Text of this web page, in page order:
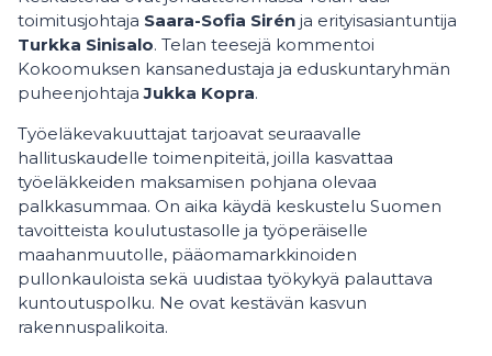
toimitusjohtaja Saara-Sofia Sirén ja erityisasiantuntija
Turkka Sinisalo. Telan teesejä kommentoi
Kokoomuksen kansanedustaja ja eduskuntaryhmän
puheenjohtajaJukka Kopra.
Työeläkevakuuttajat tarjoavat seuraavalle
hallituskaudelle toimenpiteitä, joilla kasvattaa
työeläkkeiden maksamisen pohjana olevaa
palkkasummaa. On aika käydä keskustelu Suomen
tavoitteista koulutustasolle ja työperäiselle
maahanmuutolle, pääomamarkkinoiden
pullonkauloista sekä uudistaa työkykyä palauttava
kuntoutuspolku. Ne ovat kestävän kasvun
rakennuspalikoita.